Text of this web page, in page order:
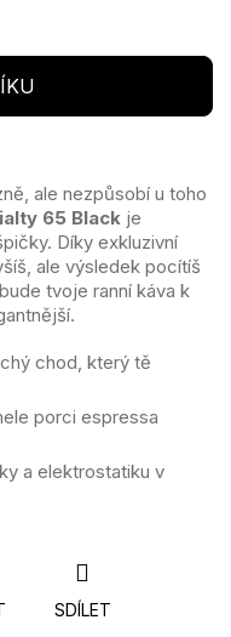
ale nezpůsobí u toho
65 Black je
Díky exkluzivní
ale výsledek pocítíš
tvoje ranní káva k
chod, který tě
porci espressa
a elektrostatiku v
SDÍLET